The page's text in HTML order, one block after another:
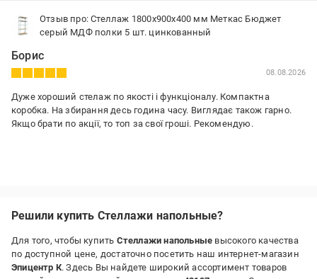
Отзыв про: Стеллаж 1800x900x400 мм Меткас Бюджет
серый МДФ полки 5 шт. цинкованный
Борис
08.08.2026
Дуже хороший стелаж по якості і функціоналу. Компактна
коробка. На збирання десь година часу. Виглядає також гарно.
Якщо брати по акції, то топ за свої гроші. Рекомендую.
Решили купить Стеллажи напольные?
Для того, чтобы купить Стеллажи напольные высокого качества
по доступной цене, достаточно посетить наш интернет-магазин
Эпицентр К. Здесь Вы найдете широкий ассортимент товаров